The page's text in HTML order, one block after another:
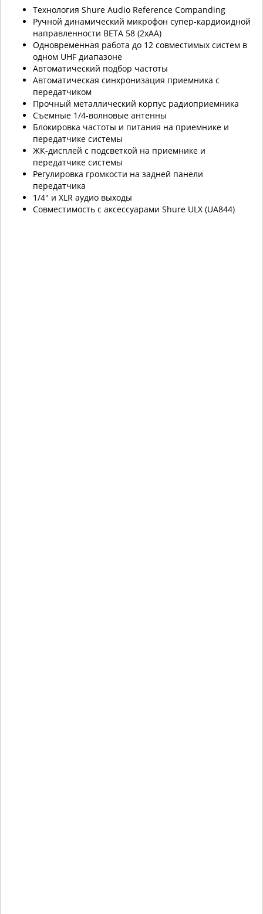
Технология Shure Audio Reference Companding
Ручной динамический микрофон супер-кардиоидной
направленности BETA 58 (2xAA)
Одновременная работа до 12 совместимых систем в
одном UHF диапазоне
Автоматический подбор частоты
Автоматическая синхронизация приемника с
передатчиком
Прочный металлический корпус радиоприемника
Съемные 1/4-волновые антенны
Блокировка частоты и питания на приемнике и
передатчике системы
ЖК-дисплей с подсветкой на приемнике и
передатчике системы
Регулировка громкости на задней панели
передатчика
1/4" и XLR аудио выходы
Совместимость с аксессуарами Shure ULX (UA844)